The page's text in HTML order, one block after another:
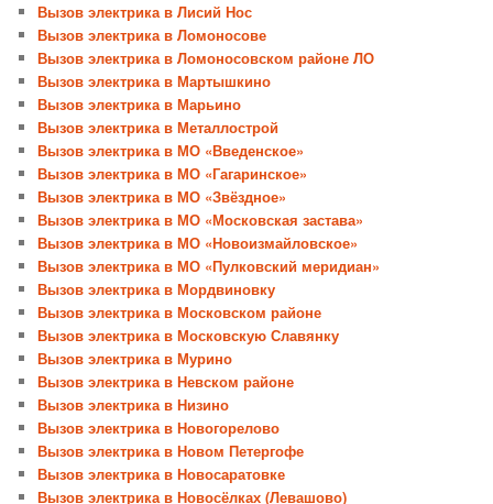
Вызов электрика в Лисий Нос
Вызов электрика в Ломоносове
Вызов электрика в Ломоносовском районе ЛО
Вызов электрика в Мартышкино
Вызов электрика в Марьино
Вызов электрика в Металлострой
Вызов электрика в МО «Введенское»
Вызов электрика в МО «Гагаринское»
Вызов электрика в МО «Звёздное»
Вызов электрика в МО «Московская застава»
Вызов электрика в МО «Новоизмайловское»
Вызов электрика в МО «Пулковский меридиан»
Вызов электрика в Мордвиновку
Вызов электрика в Московском районе
Вызов электрика в Московскую Славянку
Вызов электрика в Мурино
Вызов электрика в Невском районе
Вызов электрика в Низино
Вызов электрика в Новогорелово
Вызов электрика в Новом Петергофе
Вызов электрика в Новосаратовке
Вызов электрика в Новосёлках (Левашово)